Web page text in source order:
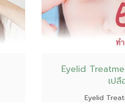
Eyelid
เป
Eyelid